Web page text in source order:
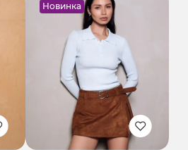
Новинка